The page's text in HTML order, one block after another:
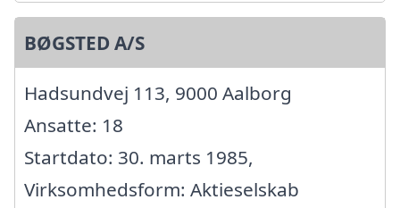
BØGSTED A/S
Hadsundvej 113, 9000 Aalborg
Ansatte: 18
Startdato: 30. marts 1985,
Virksomhedsform: Aktieselskab